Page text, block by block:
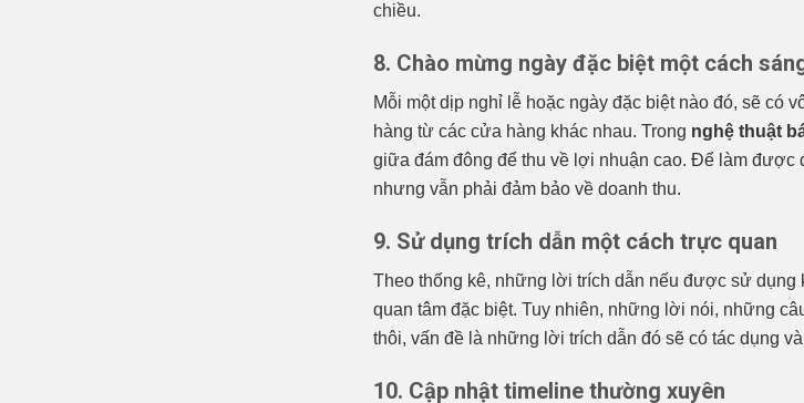
chiều.
8. Chào mừng ngày đặc biệt một cách
Mỗi một dịp nghỉ lễ hoặc ngày đặc biệt nào đó, sẽ có
hàng từ các cửa hàng khác nhau. Trong nghệ thuật
giữa đám đông để thu về lợi nhuận cao. Để làm được
nhưng vẫn phải đảm bảo về doanh thu.
9. Sử dụng trích dẫn một cách trực quan
Theo thống kê, những lời trích dẫn nếu được sử
quan tâm đặc biệt. Tuy nhiên, những lời nói, những
thôi, vấn đề là những lời trích dẫn đó sẽ có tác dụng
10. Cập nhật timeline thường xuyên